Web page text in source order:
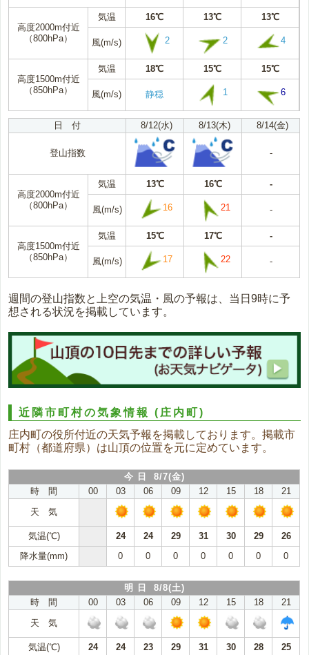
高度2000m付近
（800hPa）
気温 16℃ 13℃ 13℃
風(m/s) 2 2 4
高度1500m付近
（850hPa）
気温 18℃ 15℃ 15℃
風(m/s) 静穏 1 6
日 付 8/12(水) 8/13(木) 8/14(金)
登山指数 -
高度2000m付近
（800hPa）
気温 13℃ 16℃ -
風(m/s) 16 21 -
高度1500m付近
（850hPa）
気温 15℃ 17℃ -
風(m/s) 17 22 -
週間の登山指数と上空の気温・風の予報は、当日9時に予
想される状況を掲載しています。
近隣市町村の気象情報(庄内町)
庄内町の役所付近の天気予報を掲載しております。掲載市
町村（都道府県）は山頂の位置を元に定めています。
今 日 8/7(金)
時 間
00 03 06 09 12 15 18
21
天 気
気温(℃) 24 24 29 31 30 29
26
降水量(mm)
0 0 0 0 0 0 0
明 日 8/8(土)
時 間
00 03 06 09 12 15 18
21
天 気
気温(℃) 24 24 23 29 31 30 28
25